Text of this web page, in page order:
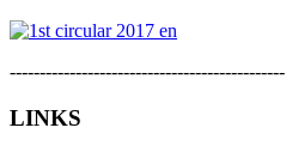
----------------------------------------------
LINKS